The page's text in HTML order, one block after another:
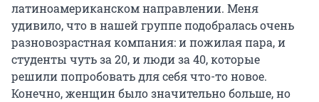
латиноамериканском направлении. Меня
удивило, что в нашей группе подобралась очень
разновозрастная компания: и пожилая пара, и
студенты чуть за 20, и люди за 40, которые
решили попробовать для себя что-то новое.
Конечно, женщин было значительно больше, но